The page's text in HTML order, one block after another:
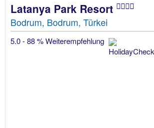
Latanya Park Resort
Bodrum, Bodrum, Türkei
5.0 - 88 % Weiterempfehlung